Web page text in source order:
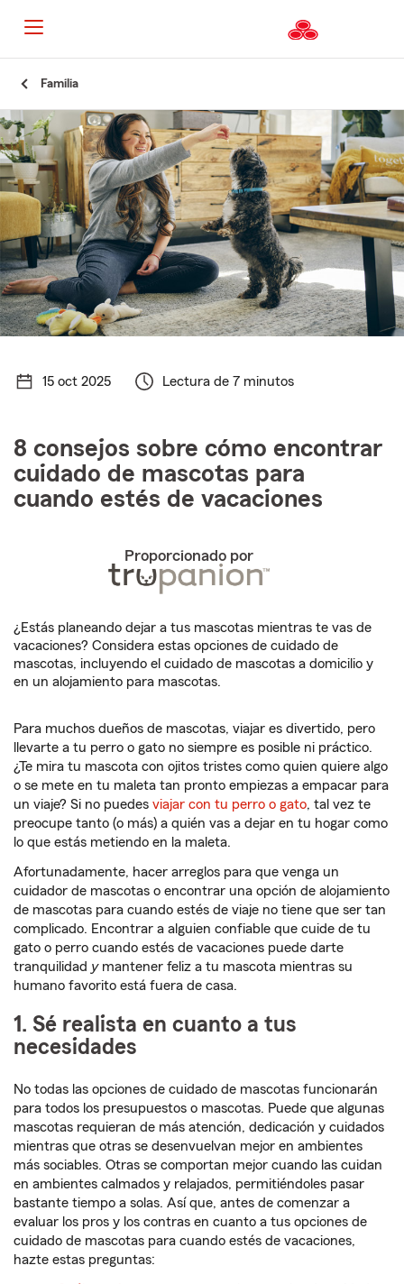
Familia
15 oct 2025 Lectura de 7 minutos
8 consejos sobre cómo encontrar
cuidado de mascotas para
cuando estés de vacaciones
Proporcionado por
¿Estás planeando dejar a tus mascotas mientras te vas de
vacaciones? Considera estas opciones de cuidado de
mascotas, incluyendo el cuidado de mascotas a domicilio y
en un alojamiento para mascotas.
Para muchos dueños de mascotas, viajar es divertido, pero
llevarte a tu perro o gato no siempre es posible ni práctico.
¿Te mira tu mascota con ojitos tristes como quien quiere algo
o se mete en tu maleta tan pronto empiezas a empacar para
un viaje? Si no puedes viajar con tu perro o gato, tal vez te
preocupe tanto (o más) a quién vas a dejar en tu hogar como
lo que estás metiendo en la maleta.
Afortunadamente, hacer arreglos para que venga un
cuidador de mascotas o encontrar una opción de alojamiento
de mascotas para cuando estés de viaje no tiene que ser tan
complicado. Encontrar a alguien confiable que cuide de tu
gato o perro cuando estés de vacaciones puede darte
tranquilidad ymantener feliz a tu mascota mientras su
humano favorito está fuera de casa.
1. Sé realista en cuanto a tus
necesidades
No todas las opciones de cuidado de mascotas funcionarán
para todos los presupuestos o mascotas. Puede que algunas
mascotas requieran de más atención, dedicación y cuidados
mientras que otras se desenvuelvan mejor en ambientes
más sociables. Otras se comportan mejor cuando las cuidan
en ambientes calmados y relajados, permitiéndoles pasar
bastante tiempo a solas. Así que, antes de comenzar a
evaluar los pros y los contras en cuanto a tus opciones de
cuidado de mascotas para cuando estés de vacaciones,
hazte estas preguntas: